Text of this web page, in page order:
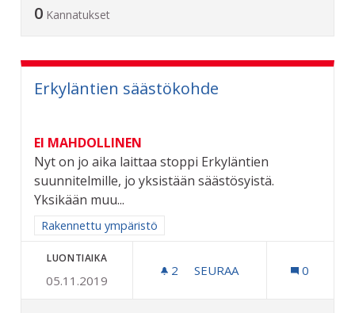
0 Kannatukset
Erkyläntien säästökohde
EI MAHDOLLINEN
Nyt on jo aika laittaa stoppi Erkyläntien
suunnitelmille, jo yksistään säästösyistä.
Yksikään muu...
Rajaa tulokset aihepiirin mukaan: Rakennettu ympäristö
Rakennettu ympäristö
LUONTIAIKA
05.11.2019
2 2 SEURAAJAA
SEURAA 0